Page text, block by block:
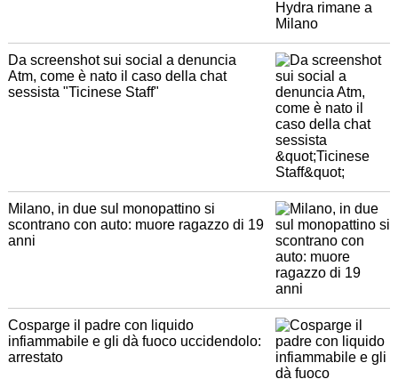
Da screenshot sui social a denuncia
Atm, come è nato il caso della chat
sessista "Ticinese Staff"
Milano, in due sul monopattino si
scontrano con auto: muore ragazzo di 19
anni
Cosparge il padre con liquido
infiammabile e gli dà fuoco uccidendolo:
arrestato